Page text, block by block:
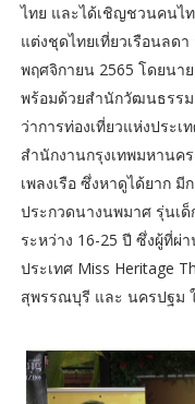
ไทย และได้เชิญชวนคนไ
แต่งชุดไทยเที่ยวเรือนลด
พฤศจิกายน 2565 โดยนา
พร้อมด้วยสำนักวัฒนธรร
ว่าการท่องเที่ยวแห่งประเ
สำนักงานกรุงเทพมหานค
เพลงเรือ ซึ่งหาดูได้ยาก
ประกวดนางนพมาศ รุ่นเ
ระหว่าง 16-25 ปี ซึ่งผู้ที่ผ่
ประเทศ Miss Heritage
สุพรรณบุรี และ นครปฐม